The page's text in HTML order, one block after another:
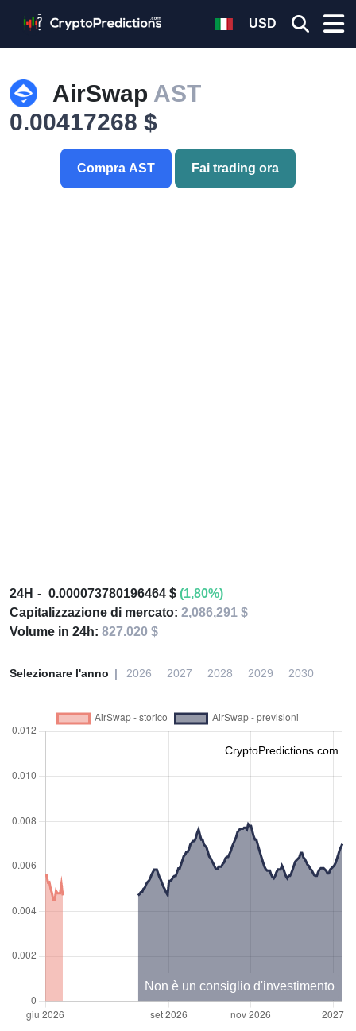
USD
AirSwap AST
0.00417268 $
Compra AST Fai trading ora
24H 0.000073780196464 $ (1,80%)
Capitalizzazione di mercato: 2,086,291 $
Volume in 24h: 827.020 $
Selezionare l'anno 2026 2027 2028 2029 2030
CryptoPredictions.com
Non è un consiglio d'investimento